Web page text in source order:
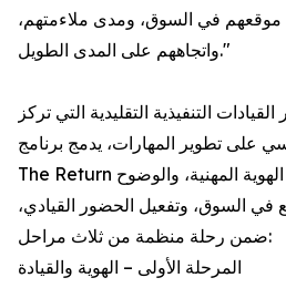
في السوق، ومدى ملاءمتهم،
واتجاههم على المدى الطويل."
التنفيذية التقليدية التي تركز
على تطوير المهارات، يدمج برنامج
The Return بين إعادة معايرة الهوية المهنية، والوضوح
في السوق، وتفعيل الحضور القيادي،
ضمن رحلة منظمة من ثلاث مراحل:
المرحلة الأولى – الهوية والقيادة